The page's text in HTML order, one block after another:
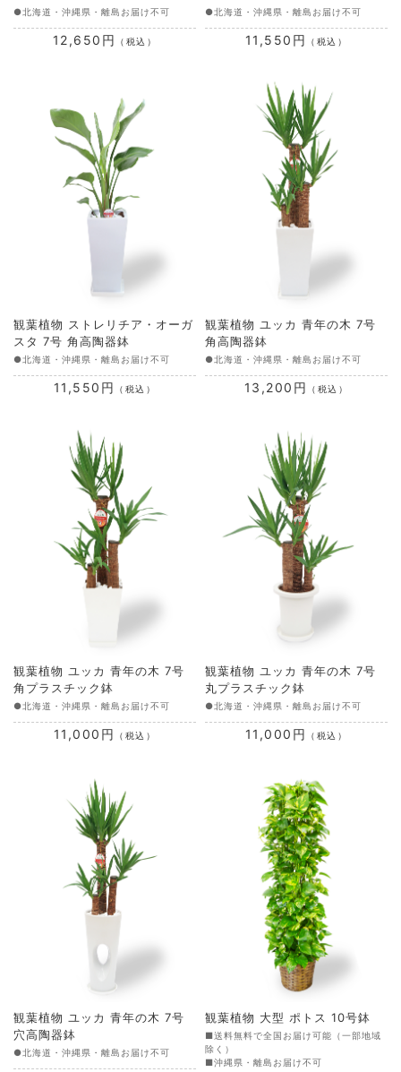
●北海道・沖縄県・離島お届け不可
12,650円 （税込）
●北海道・沖縄県・離島お届け不可
11,550円 （税込）
観葉植物 ストレリチア・オーガ
スタ 7号 角高陶器鉢
●北海道・沖縄県・離島お届け不可
11,550円 （税込）
観葉植物 ユッカ 青年の木 7号
角高陶器鉢
●北海道・沖縄県・離島お届け不可
13,200円 （税込）
観葉植物 ユッカ 青年の木 7号
角プラスチック鉢
●北海道・沖縄県・離島お届け不可
11,000円 （税込）
観葉植物 ユッカ 青年の木 7号
丸プラスチック鉢
●北海道・沖縄県・離島お届け不可
11,000円 （税込）
観葉植物 ユッカ 青年の木 7号
穴高陶器鉢
●北海道・沖縄県・離島お届け不可
観葉植物 大型 ポトス 10号鉢
■送料無料で全国お届け可能（一部地域
除く）
■沖縄県・離島お届け不可